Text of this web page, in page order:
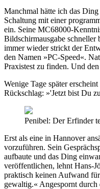
Manchmal hätte ich das
Schaltung mit einer
ein. Seine MC68000-
Bildschirmausgabe schneller
immer wieder strickt der
den Namen »PC-Speed«.
Praxistest zu finden. Und
Wenige Tage später
Rückschlag: »'Jetzt bist Du
Penibel: Der Erfinder
Erst als eine in Hannover
vorzuführen. Sein
aufbaute und das Ding
veröffentlichen, lehnt Hans-
praktisch keinen Aufwand
gewaltig.« Angespornt